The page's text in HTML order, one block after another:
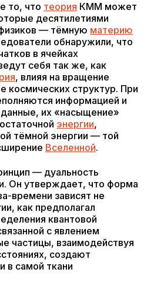
то, что теория КММ может
десятилетиями
— тёмную материю
обнаружили, что
в ячейках
себя так же, как
, влияя на вращение
космических структур. При
информацией и
их «насыщение»
энергии,
тёмной энергии — той
Вселенной.
— дуальность
Он утверждает, что форма
времени зависят не
как предполагал
квантовой
с явлением
частицы, взаимодействуя
создают
в самой ткани